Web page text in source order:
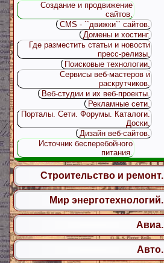
Создание и продвижение
сайтов.
CMS - ``движки`` сайтов.
Домены и хостинг.
Где разместить статьи и новости
пресс-релизы.
Поисковые технологии.
Сервисы веб-мастеров и
раскрутчиков.
Веб-студии и их веб-проекты.
Рекламные сети.
Порталы. Сети. Форумы. Каталоги.
Доски.
Дизайн веб-сайтов.
Источник бесперебойного
питания.
Строительство и ремонт.
Мир энерготехнологий.
Авиа.
Авто.